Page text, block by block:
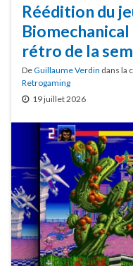
Réédition du
rétro de la
DeGuillaume Verdin dans la
Retrogaming
19 juillet 2026